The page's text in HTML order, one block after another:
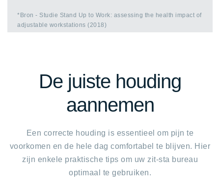
*Bron - Studie Stand Up to Work: assessing the health impact of
adjustable workstations (2018)
De juiste houding
aannemen
Een correcte houding is essentieel om pijn te
voorkomen en de hele dag comfortabel te blijven. Hier
zijn enkele praktische tips om uw zit-sta bureau
optimaal te gebruiken.